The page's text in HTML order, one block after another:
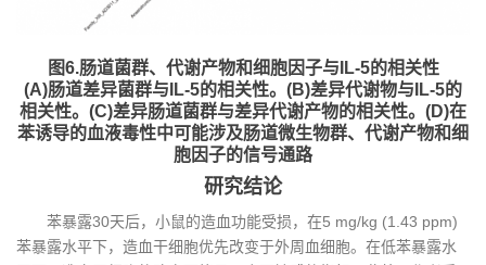
图6.肠道菌群、代谢产物和细胞因子与IL-5的相关性
(A)肠道差异菌群与IL-5的相关性。(B)差异代谢物与IL-5的
相关性。(C)差异肠道菌群与差异代谢产物的相关性。(D)在
苯诱导的血液毒性中可能涉及肠道微生物群、代谢产物和细
胞因子的信号通路
研究结论
苯暴露30天后，小鼠的造血功能受损，在5 mg/kg (1.43 ppm)
苯暴露水平下，造血干细胞优先改变于外周血细胞。在低苯暴露水